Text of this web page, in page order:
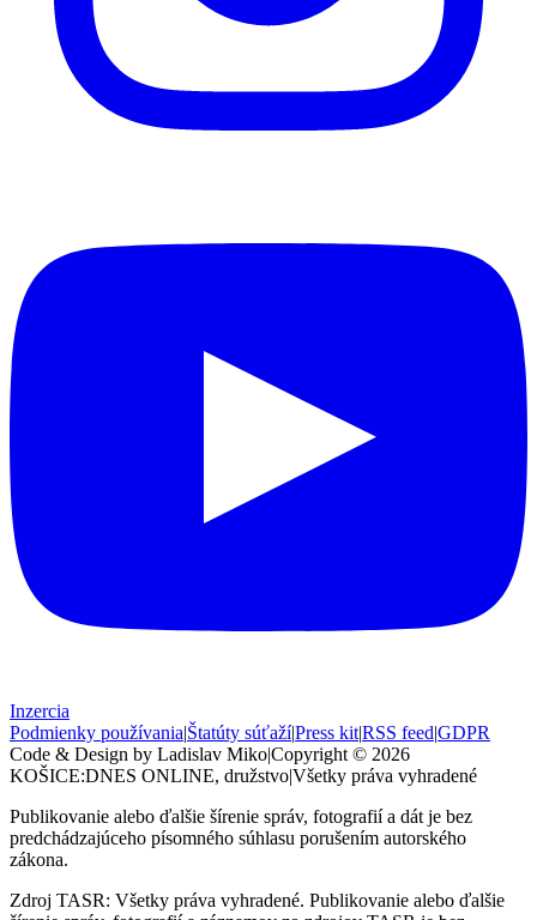
Inzercia
Podmienky používania|Štatúty súťaží|Press kit|RSS feed|GDPR
Code & Design by Ladislav Miko|Copyright © 2026
KOŠICE:DNES ONLINE, družstvo|Všetky práva vyhradené
Publikovanie alebo ďalšie šírenie správ, fotografií a dát je bez
predchádzajúceho písomného súhlasu porušením autorského
zákona.
Zdroj TASR: Všetky práva vyhradené. Publikovanie alebo ďalšie